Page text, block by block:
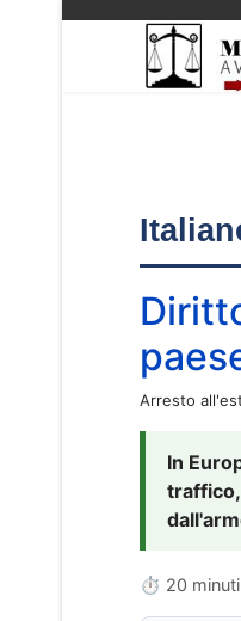
Arresto
In
⏱ 20 minuti